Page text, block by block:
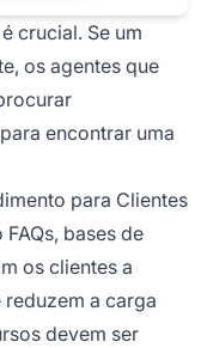
crucial. Se um
os agentes que
encontrar uma
para Clientes
bases de
os clientes a
a carga
devem ser